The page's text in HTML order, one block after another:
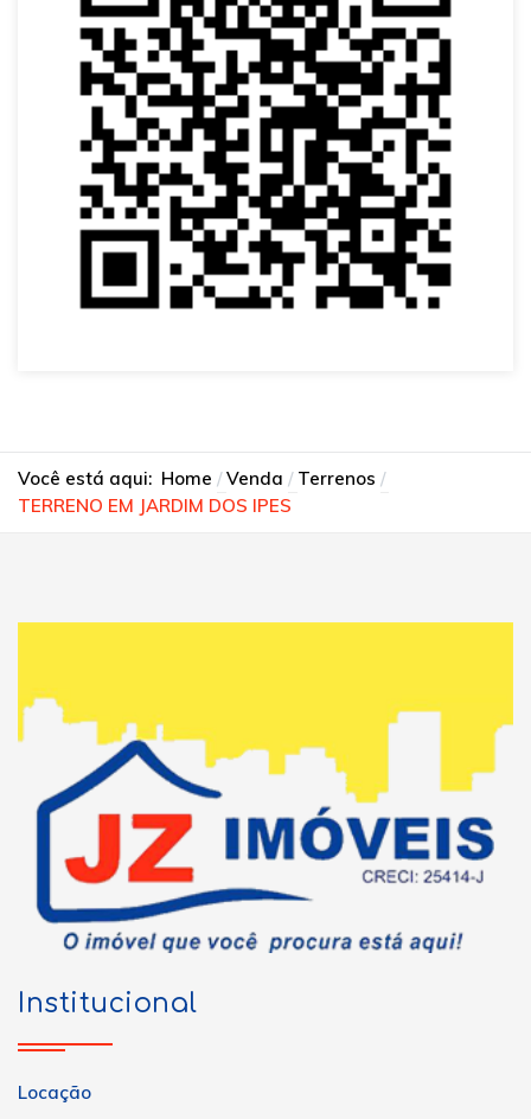
Você está aqui: Home Venda
Terrenos
TERRENO EM JARDIM DOS IPES
Institucional
Locação